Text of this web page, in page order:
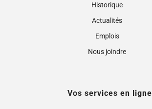
Historique
Actualités
Emplois
Nous joindre
Vos services en ligne